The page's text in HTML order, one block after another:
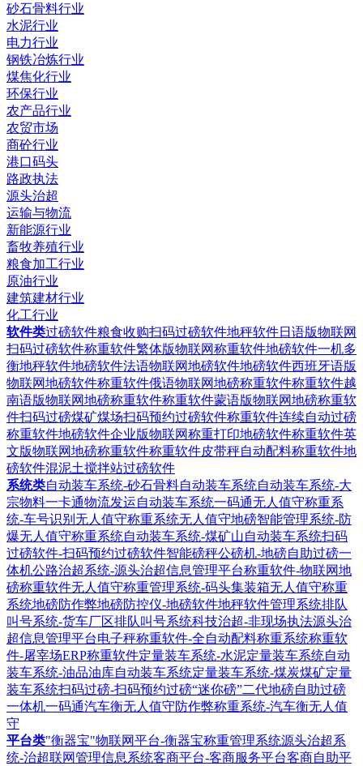
砂石骨料行业
水泥行业
电力行业
钢铁冶炼行业
煤焦化行业
环保行业
农产品行业
农贸市场
商砼行业
港口码头
路政执法
源头治超
运输与物流
新能源行业
畜牧养殖行业
粮食加工行业
原油行业
建筑建材行业
化工行业
软件类过磅软件粮食收购扫码过磅软件地秤软件日语版物联网
扫码过磅软件称重软件繁体版物联网称重软件地磅软件一机多
衡地秤软件地磅软件法语物联网地磅软件地磅软件西班牙语版
物联网地磅软件称重软件俄语物联网地磅称重软件称重软件越
南语版物联网地磅称重软件称重软件蒙语版物联网地磅称重软
件扫码过磅煤矿煤场扫码预约过磅软件称重软件连续自动过磅
称重软件地磅软件企业版物联网称重打印地磅软件称重软件英
文版物联网地磅称重软件称重软件皮带秤自动配料称重软件地
磅软件混泥土搅拌站过磅软件
系统类自动装车系统-砂石骨料自动装车系统自动装车系统-大
宗物料一卡通物流发运自动装车系统一码通无人值守称重系
统-车号识别无人值守称重系统无人值守地磅智能管理系统-防
爆无人值守称重系统自动装车系统-煤矿山自动装车系统扫码
过磅软件-扫码预约过磅软件智能磅秤公磅机-地磅自助过磅一
体机公路治超系统-源头治超信息管理平台称重软件-物联网地
磅称重软件无人值守称重管理系统-码头集装箱无人值守称重
系统地磅防作弊地磅防控仪-地磅软件地秤软件管理系统排队
叫号系统-货车厂区排队叫号系统科技治超-非现场执法源头治
超信息管理平台电子秤称重软件-全自动配料称重系统称重软
件-屠宰场ERP称重软件定量装车系统-水泥定量装车系统自动
装车系统-油品油库自动装车系统定量装车系统-煤炭煤矿定量
装车系统扫码过磅-扫码预约过磅“迷你磅”二代地磅自助过磅
一体机一码通汽车衡无人值守防作弊称重系统-汽车衡无人值
守
平台类"衡器宝"物联网平台-衡器宝称重管理系统源头治超系
统-治超联网管理信息系统客商平台-客商服务平台客商自助平